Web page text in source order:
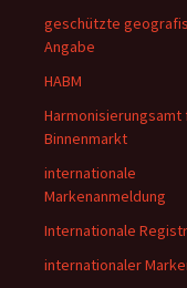
geschützte
Angabe
HABM
Harmonisierungsamt
Binnenmarkt
internationale
Markenanmeldung
Internationale
internationaler